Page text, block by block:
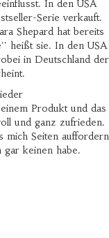
In den USA
Serie verkauft.
Shepard hat bereits
heißt sie. In den USA
in Deutschland der
Produkt und das
und ganz zufrieden.
mich Seiten auffordern
gar keinen habe.